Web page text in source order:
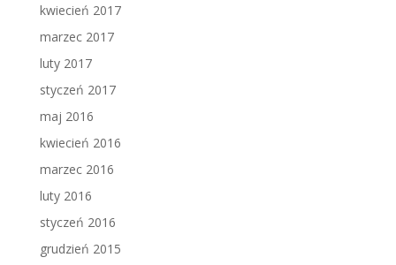
kwiecień 2017
marzec 2017
luty 2017
styczeń 2017
maj 2016
kwiecień 2016
marzec 2016
luty 2016
styczeń 2016
grudzień 2015